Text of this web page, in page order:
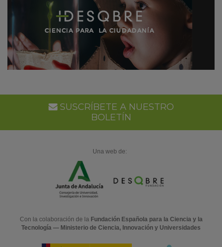
SUSCRÍBETE A NUESTRO
BOLETÍN
Una web de:
Con la colaboración de la Fundación Española para la Ciencia y la
Tecnología — Ministerio de Ciencia, Innovación y Universidades